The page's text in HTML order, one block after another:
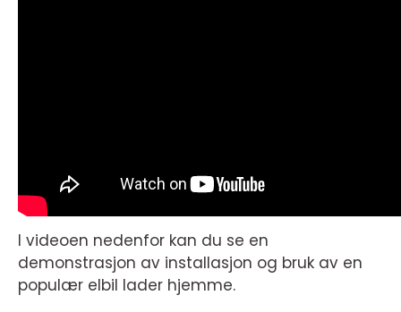
I videoen nedenfor kan du se en
demonstrasjon av installasjon og bruk av en
populær elbil lader hjemme.